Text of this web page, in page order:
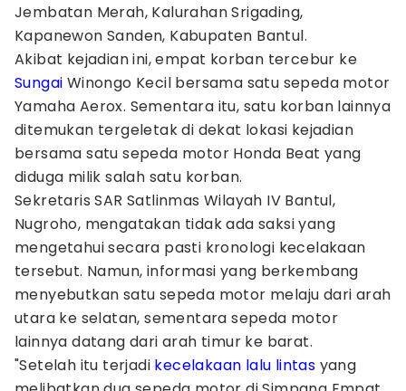
Jembatan Merah, Kalurahan Srigading,
Kapanewon Sanden, Kabupaten Bantul.
Akibat kejadian ini, empat korban tercebur ke
Sungai Winongo Kecil bersama satu sepeda motor
Yamaha Aerox. Sementara itu, satu korban lainnya
ditemukan tergeletak di dekat lokasi kejadian
bersama satu sepeda motor Honda Beat yang
diduga milik salah satu korban.
Sekretaris SAR Satlinmas Wilayah IV Bantul,
Nugroho, mengatakan tidak ada saksi yang
mengetahui secara pasti kronologi kecelakaan
tersebut. Namun, informasi yang berkembang
menyebutkan satu sepeda motor melaju dari arah
utara ke selatan, sementara sepeda motor
lainnya datang dari arah timur ke barat.
"Setelah itu terjadi kecelakaan lalu lintas yang